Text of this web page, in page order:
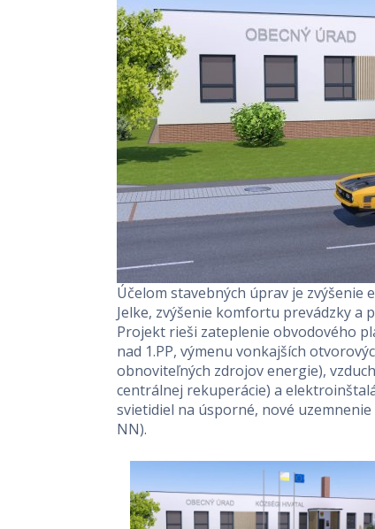
Účelom stavebných úprav je
Jelke, zvýšenie komfortu prevádzky
Projekt rieši zateplenie obvodového
nad 1.PP, výmenu vonkajších
obnoviteľných zdrojov energie),
centrálnej rekuperácie) a
svietidiel na úsporné, nové
NN).